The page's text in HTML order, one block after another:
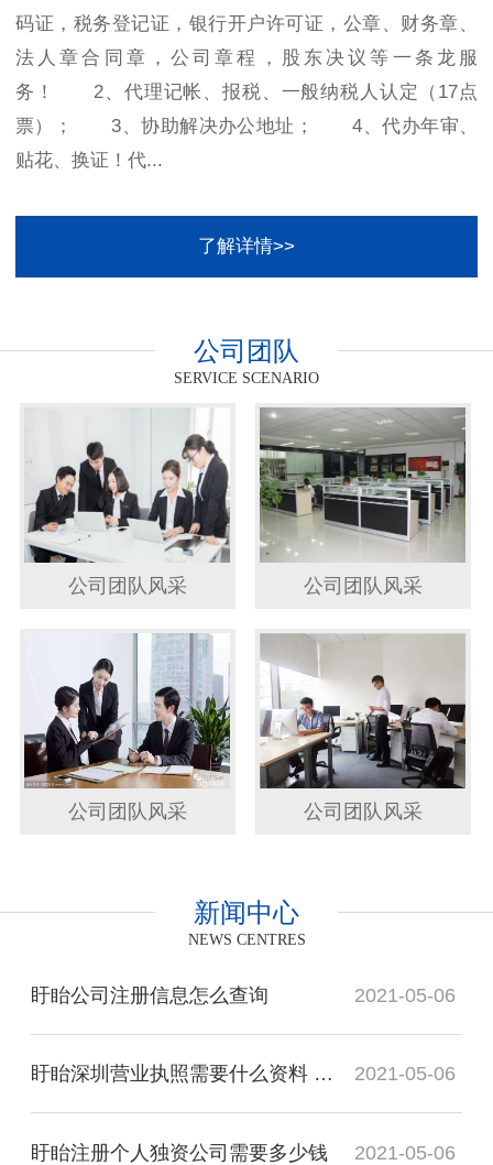
码证，税务登记证，银行开户许可证，公章、财务章、
法人章合同章，公司章程，股东决议等一条龙服
务！ 2、代理记帐、报税、一般纳税人认定（17点
票）； 3、协助解决办公地址； 4、代办年审、
贴花、换证！代...
了解详情>>
公司团队
SERVICE SCENARIO
公司团队风采 公司团队风采
公司团队风采 公司团队风采
新闻中心
NEWS CENTRES
盱眙公司注册信息怎么查询 2021-05-06
盱眙深圳营业执照需要什么资料 代办营业执照多少钱 2021-05-06
盱眙注册个人独资公司需要多少钱 2021-05-06